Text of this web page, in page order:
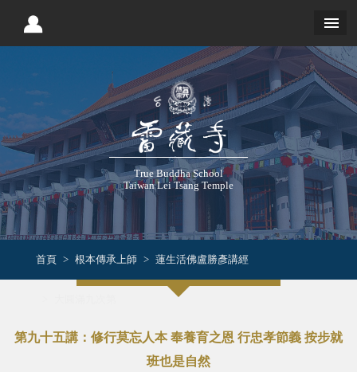
True Buddha School
Taiwan Lei Tsang Temple
首頁 根本傳承上師 蓮生活佛盧勝彥講經
第九十五講：修行莫忘人本 奉養育之恩 行忠孝節義 按步就
班也是自然